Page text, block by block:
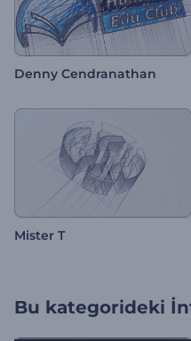
Denny Cendranathan
Mister T
Bu kategorideki